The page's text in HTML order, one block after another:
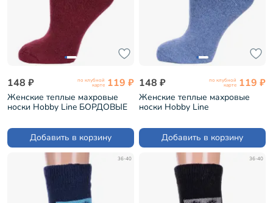
148 ₽ по клубной
карте 119 ₽
Женские теплые махровые
носки Hobby Line БОРДОВЫЕ
Добавить в корзину
148 ₽ по клубной
карте 119 ₽
Женские теплые махровые
носки Hobby Line
Добавить в корзину
36-40 36-40